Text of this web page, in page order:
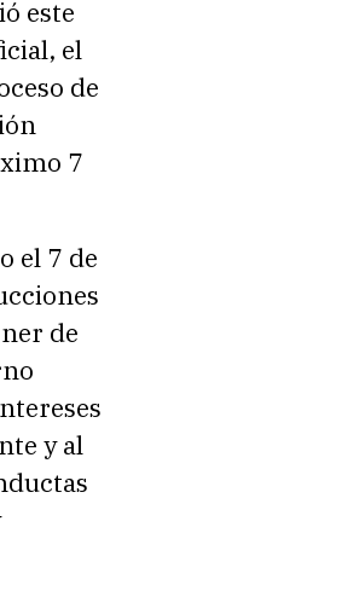
este
el
de
7
el 7 de
de
y al